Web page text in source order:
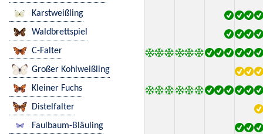
Karstweißling
Waldbrettspiel
C-Falter
Großer Kohlweißling
Kleiner Fuchs
Distelfalter
Faulbaum-Bläuling